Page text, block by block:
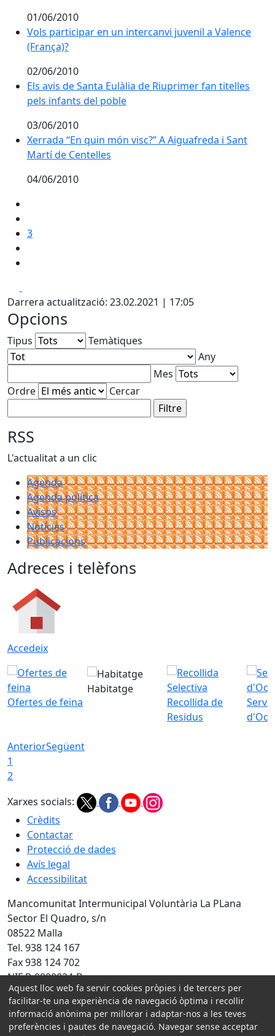
01/06/2010
Vols participar en un intercanvi juvenil a Valence
Vols participar en un intercanvi juvenil a Valence
(França)?
02/06/2010
Els avis de Santa Eulàlia de Riuprimer fan titelles
Els avis de Santa Eulàlia de Riuprimer fan titelles
pels infants del poble
03/06/2010
Xerrada “En quin món visc?” A Aiguafreda i Sant
Xerrada “En quin món visc?” A Aiguafreda i Sant
Martí de Centelles
04/06/2010
3
Darrera actualització: 23.02.2021 | 17:05
Opcions
Tipus
Temàtiques
Any
Mes
Ordre
Cercar
RSS
L'actualitat a un clic
Agenda
Agenda política
Avisos
Notícies
Publicacions
Adreces i telèfons
Accedeix
Ofertes de feina
Habitatge
Recollida de
Residus
Servei
AnteriorSegüent
1
2
Xarxes socials:
Crèdits
Contactar
Protecció de dades
Avís legal
Accessibilitat
Mancomunitat Intermunicipal Voluntària La PLana
Sector El Quadro, s/n
08522 Malla
Tel. 938 124 167
Fax 938 124 702
NIF P-0800024-B
Amb la col·laboració de:
Aquest lloc web fa servir cookies pròpies i de tercers per
facilitar-te una experiència de navegació òptima i recollir
informació anònima per millorar i adaptar-nos a les teves
preferències i pautes de navegació. Navegar sense acceptar